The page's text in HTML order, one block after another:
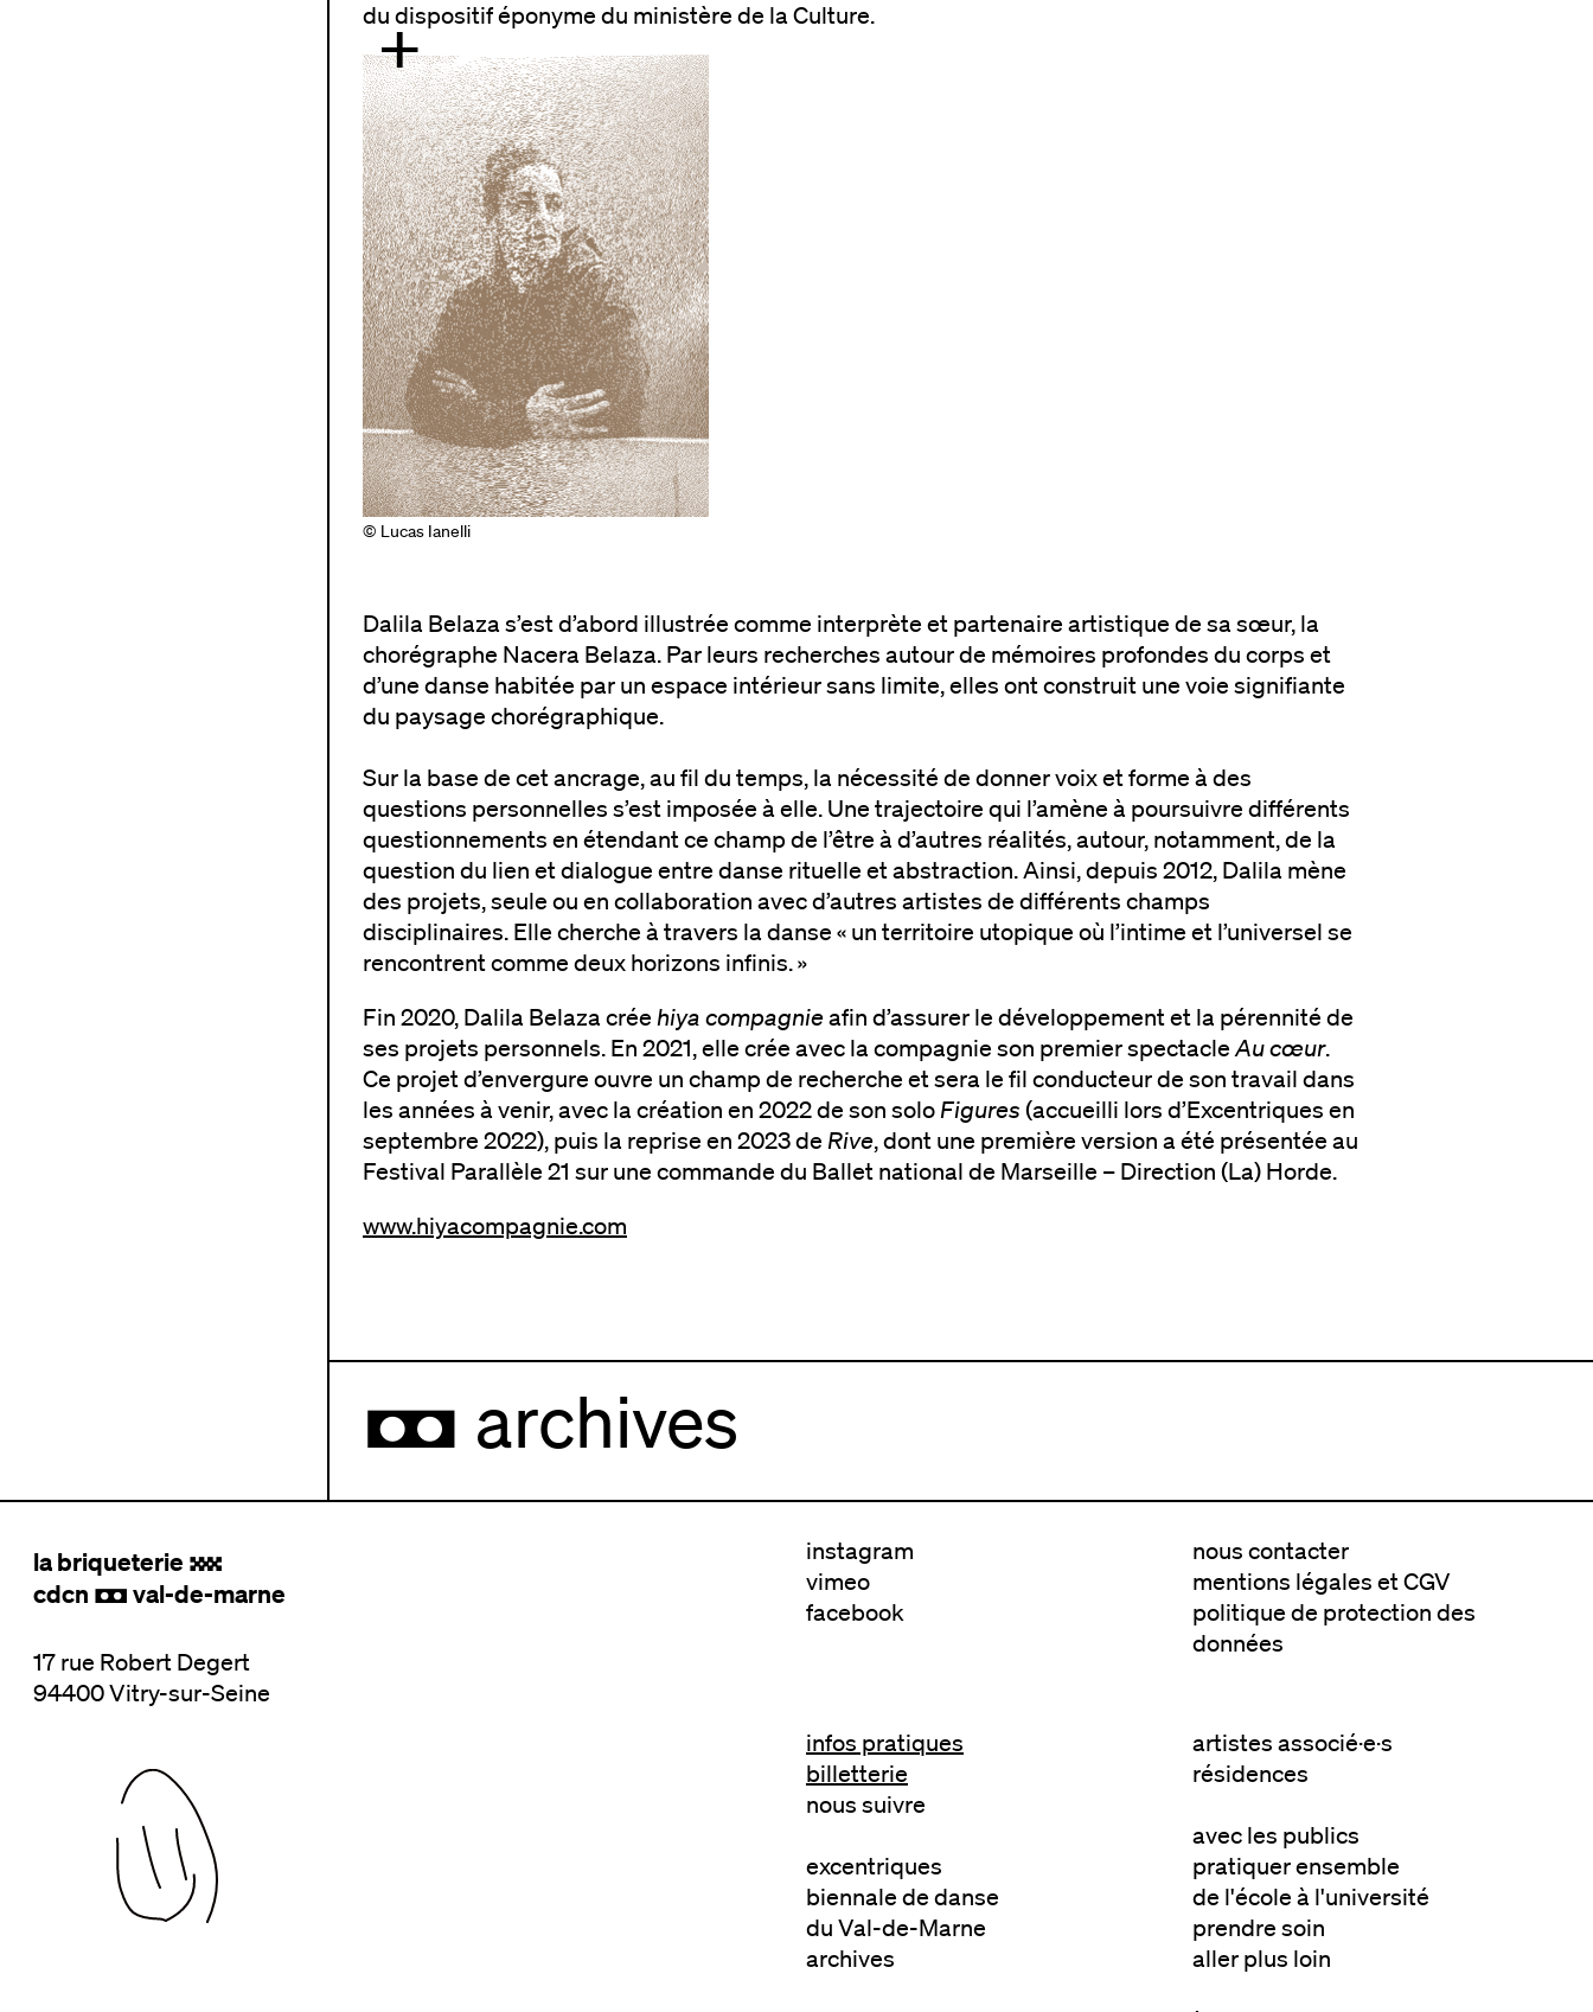
+
du dispositif éponyme du ministère de la Culture.
© Lucas Ianelli
Dalila Belaza s’est d’abord illustrée comme interprète et partenaire artistique de sa sœur, la
chorégraphe Nacera Belaza. Par leurs recherches autour de mémoires profondes du corps et
d’une danse habitée par un espace intérieur sans limite, elles ont construit une voie signifiante
du paysage chorégraphique.
Sur la base de cet ancrage, au fil du temps, la nécessité de donner voix et forme à des
questions personnelles s’est imposée à elle. Une trajectoire qui l’amène à poursuivre différents
questionnements en étendant ce champ de l’être à d’autres réalités, autour, notamment, de la
question du lien et dialogue entre danse rituelle et abstraction. Ainsi, depuis 2012, Dalila mène
des projets, seule ou en collaboration avec d’autres artistes de différents champs
disciplinaires. Elle cherche à travers la danse « un territoire utopique où l’intime et l’universel se
rencontrent comme deux horizons infinis. »
Fin 2020, Dalila Belaza crée hiya compagnieafin d’assurer le développement et la pérennité de
ses projets personnels. En 2021, elle crée avec la compagnie son premier spectacleAu cœur.
Ce projet d’envergure ouvre un champ de recherche et sera le fil conducteur de son travail dans
les années à venir, avec la création en 2022 de son solo Figures (accueilli lors d’Excentriques en
septembre 2022), puis la reprise en 2023 de Rive, dont une première version a été présentée au
Festival Parallèle 21 sur une commande du Ballet national de Marseille – Direction (La) Horde.
www.hiyacompagnie.com
, archives
+
Volmir Cordeiro
la briqueterie .
cdcn , val-de-marne
17 rue Robert Degert
94400 Vitry-sur-Seine
instagram
vimeo
facebook
nous contacter
mentions légales et CGV
politique de protection des
données
infos pratiques
billetterie
nous suivre
excentriques
biennale de danse
du Val-de-Marne
archives
artistes associé·e·s
résidences
avec les publics
pratiquer ensemble
de l'école à l'université
prendre soin
aller plus loin